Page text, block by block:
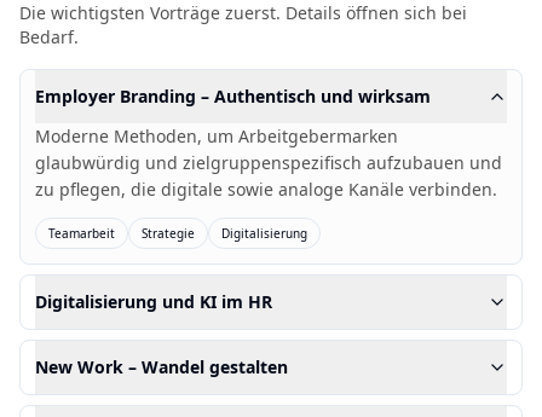
Die wichtigsten Vorträge zuerst. Details öffnen sich bei
Bedarf.
Employer Branding – Authentisch und wirksam
Moderne Methoden, um Arbeitgebermarken
glaubwürdig und zielgruppenspezifisch aufzubauen und
zu pflegen, die digitale sowie analoge Kanäle verbinden.
Teamarbeit Strategie Digitalisierung
Digitalisierung und KI im HR
New Work – Wandel gestalten